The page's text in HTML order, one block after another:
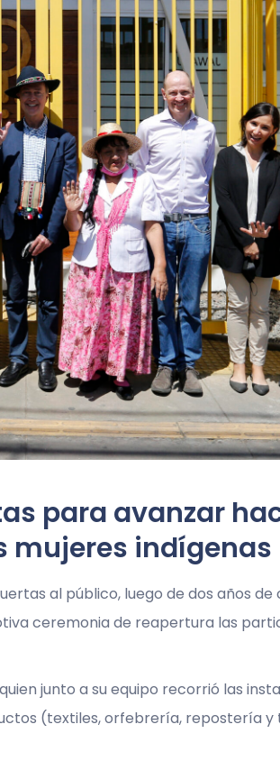
para avanzar
mujeres indígenas
al público, luego de dos años
ceremonia de reapertura las
junto a su equipo recorrió las
(textiles, orfebrería, repostería